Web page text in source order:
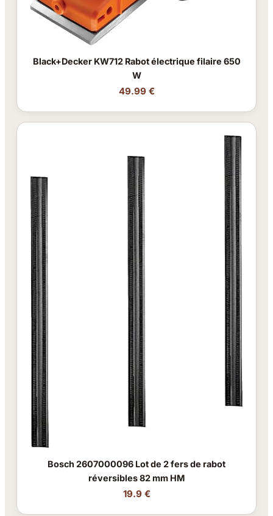
Black+Decker KW712 Rabot électrique filaire 650
W
49.99 €
Bosch 2607000096 Lot de 2 fers de rabot
réversibles 82 mm HM
19.9 €